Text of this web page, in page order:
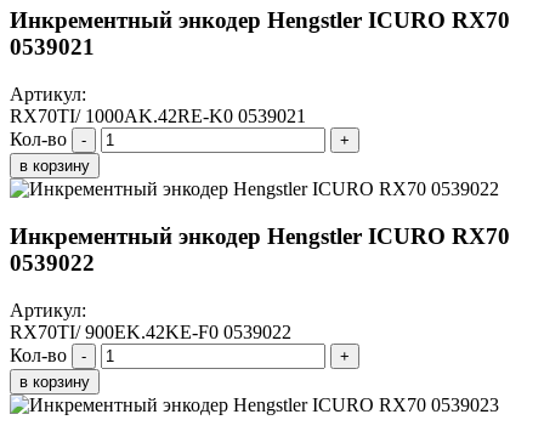
Инкрементный энкодер Hengstler ICURO RX70
0539021
Артикул:
RX70TI/ 1000AK.42RE-K0 0539021
Кол-во
-
+
в корзину
Инкрементный энкодер Hengstler ICURO RX70
0539022
Артикул:
RX70TI/ 900EK.42KE-F0 0539022
Кол-во
-
+
в корзину